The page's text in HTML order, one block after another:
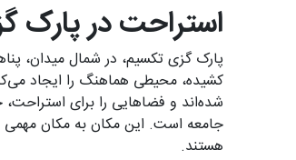
استراحت در پارک
پارک گزی تکسیم، در شمال میدان،
کشیده، محیطی هماهنگ را ایجاد
شده‌اند و فضاهایی را برای
جامعه است. این مکان به مکان مهمی
هستند.